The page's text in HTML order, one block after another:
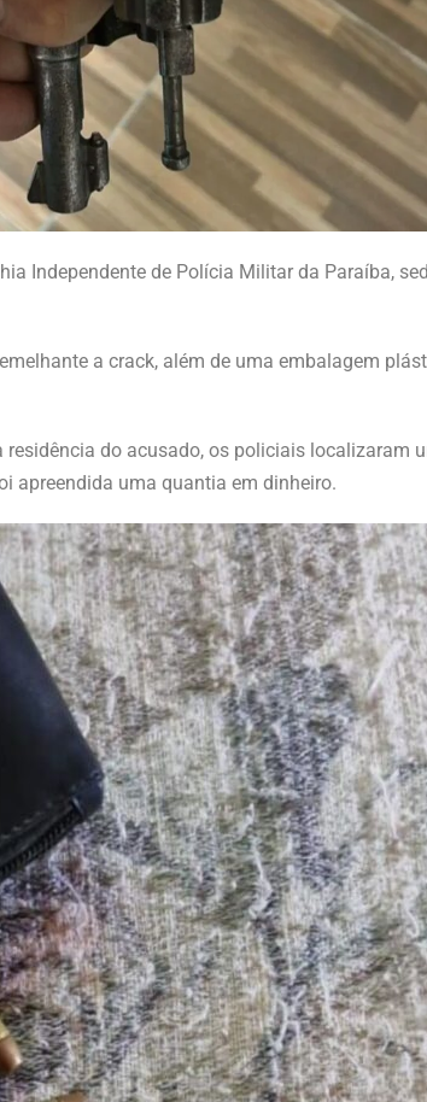
Independente de Polícia Militar da Paraíba,
a crack, além de uma embalagem
do acusado, os policiais localizaram
apreendida uma quantia em dinheiro.